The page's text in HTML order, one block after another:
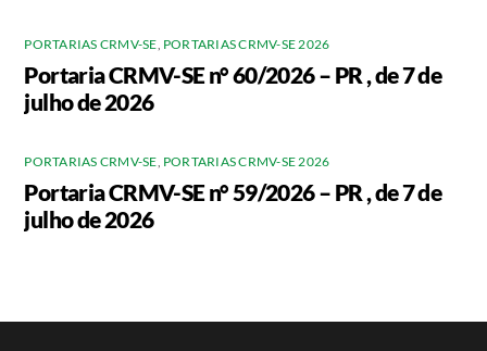
PORTARIAS CRMV-SE PORTARIAS CRMV-SE 2026
Portaria CRMV-SE n° 60/2026 – PR , de 7 de
julho de 2026
PORTARIAS CRMV-SE PORTARIAS CRMV-SE 2026
Portaria CRMV-SE n° 59/2026 – PR , de 7 de
julho de 2026